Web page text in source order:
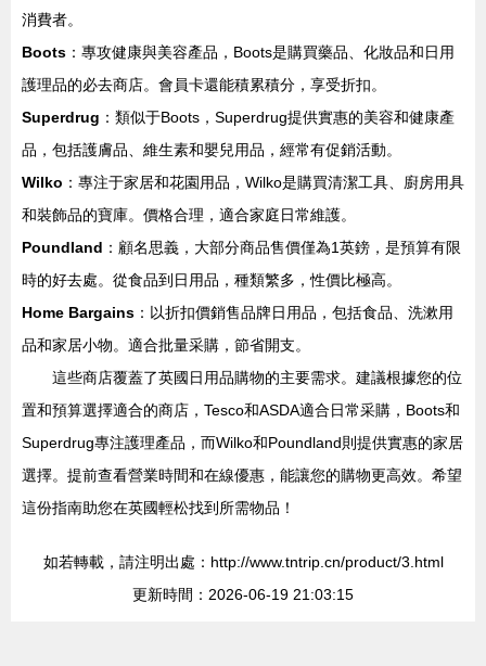
消費者。
Boots ：專攻健康與美容產品，Boots是購買藥品、化妝品和日用
護理品的必去商店。會員卡還能積累積分，享受折扣。
Superdrug ：類似于Boots，Superdrug提供實惠的美容和健康產
品，包括護膚品、維生素和嬰兒用品，經常有促銷活動。
Wilko ：專注于家居和花園用品，Wilko是購買清潔工具、廚房用具
和裝飾品的寶庫。價格合理，適合家庭日常維護。
Poundland ：顧名思義，大部分商品售價僅為1英鎊，是預算有限
時的好去處。從食品到日用品，種類繁多，性價比極高。
Home Bargains ：以折扣價銷售品牌日用品，包括食品、洗漱用
品和家居小物。適合批量采購，節省開支。
這些商店覆蓋了英國日用品購物的主要需求。建議根據您的位
置和預算選擇適合的商店，Tesco和ASDA適合日常采購，Boots和
Superdrug專注護理產品，而Wilko和Poundland則提供實惠的家居
選擇。提前查看營業時間和在線優惠，能讓您的購物更高效。希望
這份指南助您在英國輕松找到所需物品！
如若轉載，請注明出處：http://www.tntrip.cn/product/3.html
更新時間：2026-06-19 21:03:15